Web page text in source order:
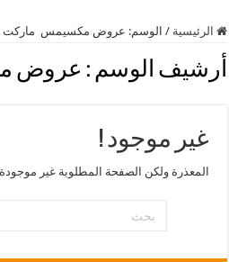
الرئيسية / الوسم: عروض مكسيمس ماركت
أرشيف الوسم : عروض
غير موجود !
المعذرة ولكن الصفحة المطلوبة غير